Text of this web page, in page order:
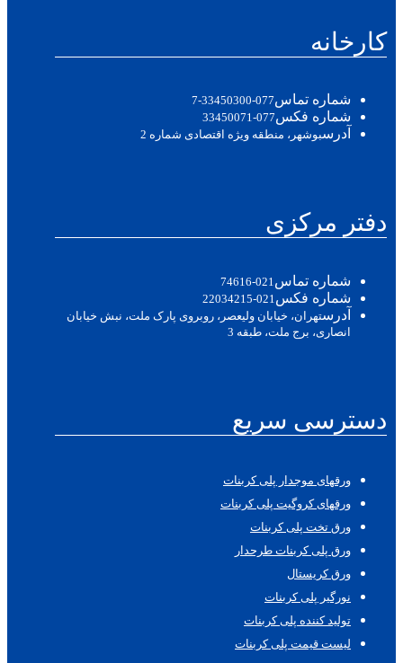
کارخانه
شماره تماس077-33450300-7
شماره فکس077-33450071
آدرسبوشهر، منطقه ویژه اقتصادی شماره 2
دفتر مرکزی
شماره تماس 021-74616
شماره فکس 021-22034215
آدرستهران، خیابان ولیعصر، روبروی پارک ملت، نبش خیابان
انصاری، برج ملت، طبقه 3
دسترسی سریع
ورقهای موجدار پلی کربنات
ورقهای کروگیت پلی کربنات
ورق تخت پلی کربنات
ورق پلی کربنات طرحدار
ورق کریستال
نورگیر پلی کربنات
تولید کننده پلی کربنات
لیست قیمت پلی کربنات